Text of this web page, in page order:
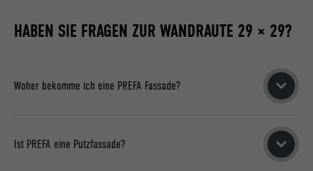
HABEN SIE FRAGEN ZUR WANDRAUTE 29 × 29?
Woher bekomme ich eine PREFA Fassade?
haben, empfehlen wir Ihnen, unsere
zu
nutzen. Im Online-Formular geben Sie alle Ihre Projektdaten
Ist PREFA eine Putzfassade?